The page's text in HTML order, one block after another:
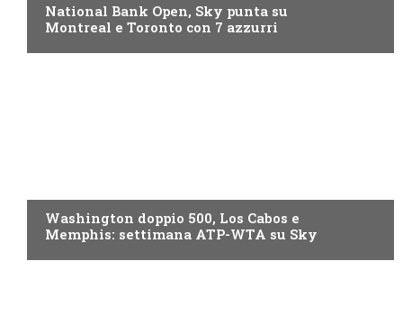
National Bank Open, Sky punta su
Montreal e Toronto con 7 azzurri
Washington doppio 500, Los Cabos e
Memphis: settimana ATP-WTA su Sky